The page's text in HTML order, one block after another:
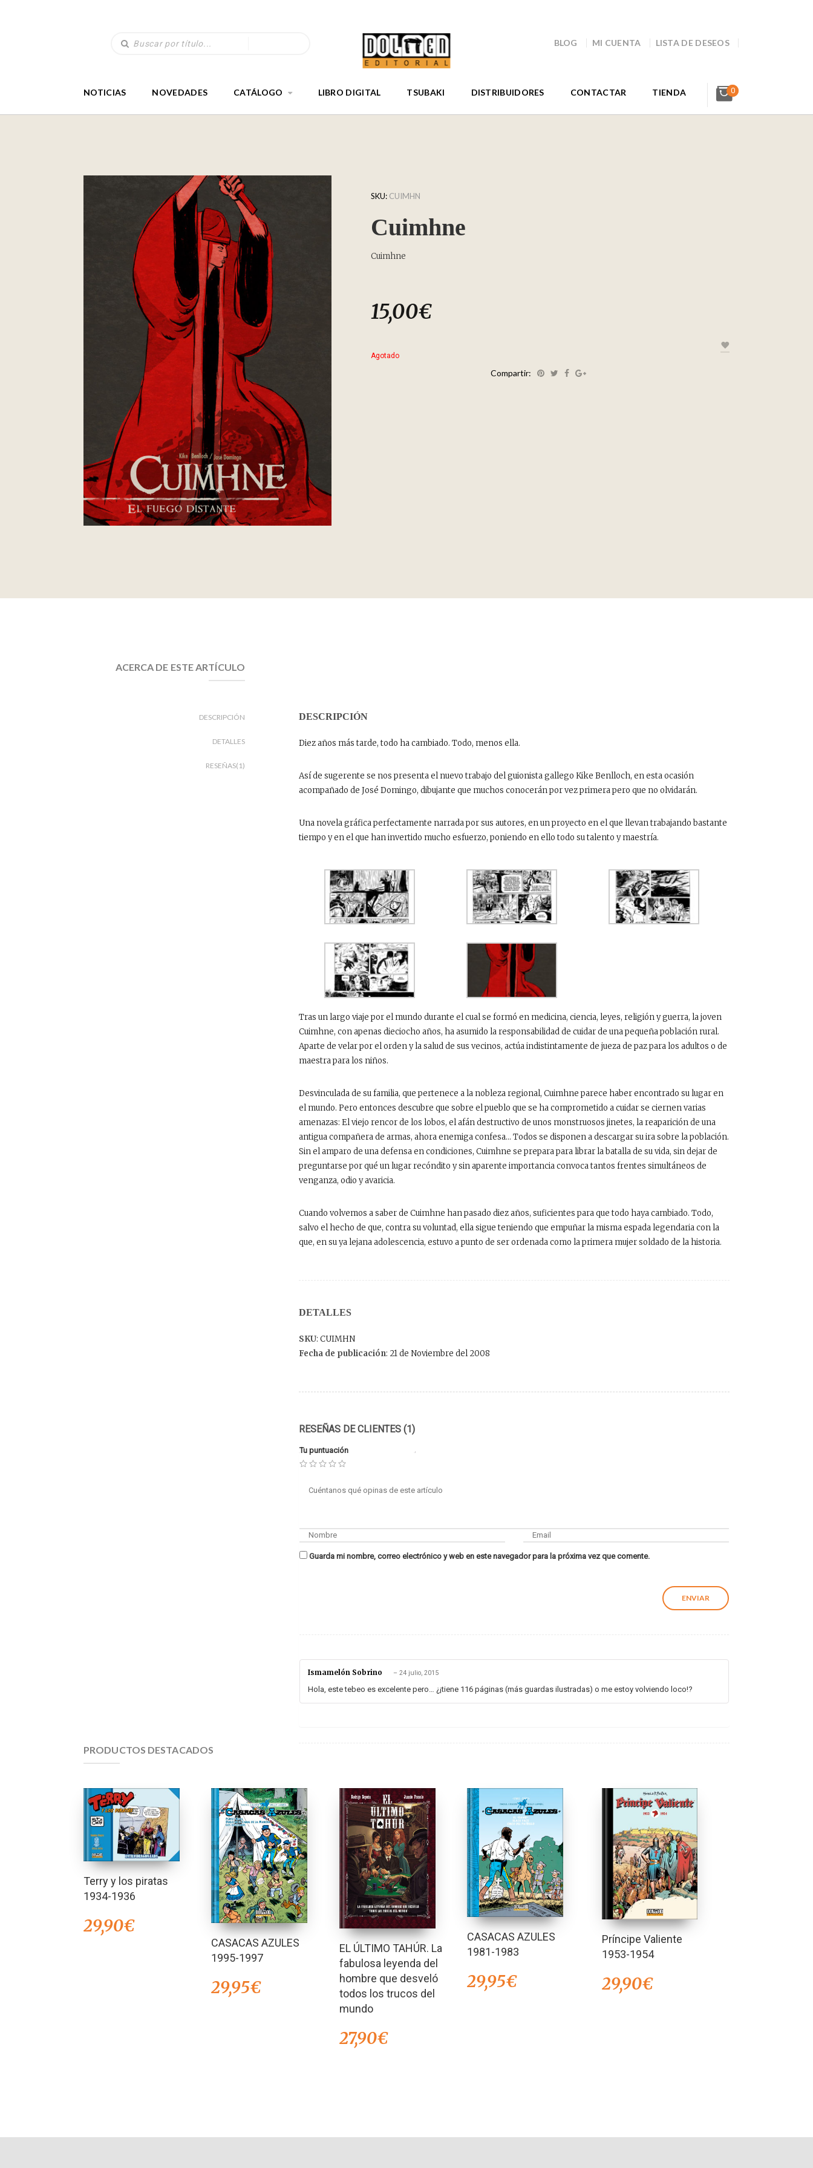
BLOG MI CUENTA LISTA DE DESEOS
NOTICIAS NOVEDADES CATÁLOGO LIBRO DIGITAL TSUBAKI DISTRIBUIDORES CONTACTAR TIENDA 0
SKU: CUIMHN
Cuimhne
Cuimhne
15,00€
Agotado
Compartir:
ACERCA DE ESTE ARTÍCULO
DESCRIPCIÓN
DETALLES
RESEÑAS(1)
DESCRIPCIÓN
Diez años más tarde, todo ha cambiado. Todo, menos ella.
Así de sugerente se nos presenta el nuevo trabajo del guionista gallego Kike Benlloch, en esta ocasión
acompañado de José Domingo, dibujante que muchos conocerán por vez primera pero que no olvidarán.
Una novela gráfica perfectamente narrada por sus autores, en un proyecto en el que llevan trabajando bastante
tiempo y en el que han invertido mucho esfuerzo, poniendo en ello todo su talento y maestría.
Tras un largo viaje por el mundo durante el cual se formó en medicina, ciencia, leyes, religión y guerra, la joven
Cuimhne, con apenas dieciocho años, ha asumido la responsabilidad de cuidar de una pequeña población rural.
Aparte de velar por el orden y la salud de sus vecinos, actúa indistintamente de jueza de paz para los adultos o de
maestra para los niños.
Desvinculada de su familia, que pertenece a la nobleza regional, Cuimhne parece haber encontrado su lugar en
el mundo. Pero entonces descubre que sobre el pueblo que se ha comprometido a cuidar se ciernen varias
amenazas: El viejo rencor de los lobos, el afán destructivo de unos monstruosos jinetes, la reaparición de una
antigua compañera de armas, ahora enemiga confesa… Todos se disponen a descargar su ira sobre la población.
Sin el amparo de una defensa en condiciones, Cuimhne se prepara para librar la batalla de su vida, sin dejar de
preguntarse por qué un lugar recóndito y sin aparente importancia convoca tantos frentes simultáneos de
venganza, odio y avaricia.
Cuando volvemos a saber de Cuimhne han pasado diez años, suficientes para que todo haya cambiado. Todo,
salvo el hecho de que, contra su voluntad, ella sigue teniendo que empuñar la misma espada legendaria con la
que, en su ya lejana adolescencia, estuvo a punto de ser ordenada como la primera mujer soldado de la historia.
DETALLES
SKU: CUIMHN
Fecha de publicación: 21 de Noviembre del 2008
RESEÑAS DE CLIENTES (1)
Tu puntuación
Guarda mi nombre, correo electrónico y web en este navegador para la próxima vez que comente.
Ismamelón Sobrino – 24 julio, 2015
Hola, este tebeo es excelente pero… ¿¡tiene 116 páginas (más guardas ilustradas) o me estoy volviendo loco!?
PRODUCTOS DESTACADOS
Terry y los piratas
1934-1936
29,90€
CASACAS AZULES
1995-1997
29,95€
EL ÚLTIMO TAHÚR. La
fabulosa leyenda del
hombre que desveló
todos los trucos del
mundo
27,90€
CASACAS AZULES
1981-1983
29,95€
Príncipe Valiente
1953-1954
29,90€